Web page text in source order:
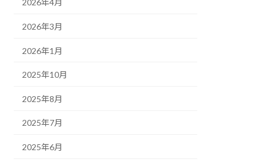
2026年4月
2026年3月
2026年1月
2025年10月
2025年8月
2025年7月
2025年6月